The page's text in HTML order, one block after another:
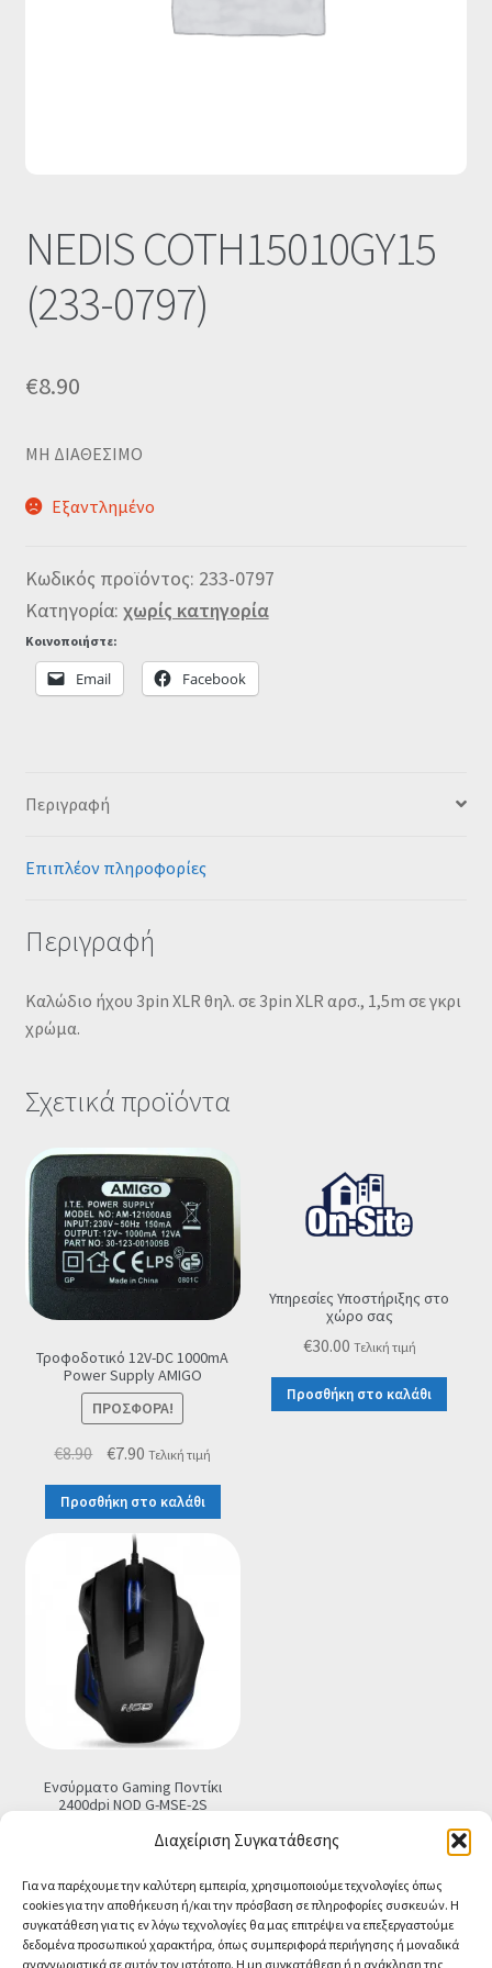
Διαχείριση Συγκατάθεσης
Για να παρέχουμε την καλύτερη εμπειρία, χρησιμοποιούμε τεχνολογίες όπως
cookies για την αποθήκευση ή/και την πρόσβαση σε πληροφορίες συσκευών. Η
συγκατάθεση για τις εν λόγω τεχνολογίες θα μας επιτρέψει να επεξεργαστούμε
δεδομένα προσωπικού χαρακτήρα, όπως συμπεριφορά περιήγησης ή μοναδικά
αναγνωριστικά σε αυτόν τον ιστότοπο. Η μη συγκατάθεση ή η ανάκληση της
NEDIS COTH15010GY15
(233-0797)
€8.90
MΗ ΔΙΑΘΕΣΙΜΟ
Εξαντλημένο
Κωδικός προϊόντος: 233-0797
Κατηγορία: χωρίς κατηγορία
Κοινοποιήστε:
Email Facebook
Περιγραφή
Επιπλέον πληροφορίες
Περιγραφή
Kαλώδιο ήχου 3pin XLR θηλ. σε 3pin XLR αρσ., 1,5m σε γκρι
χρώμα.
Σχετικά προϊόντα
Τροφοδοτικό 12V-DC 1000mA
Power Supply ΑMIGO
ΠΡΟΣΦΟΡΆ!
€8.90 Original
price
was:
€8.90.
€7.90 Η
τρέχουσα
τιμή
€7.90.
Τελική τιμή
Προσθήκη στο καλάθι
Υπηρεσίες Υποστήριξης στο
χώρο σας
€30.00 Τελική τιμή
Προσθήκη στο καλάθι
Ενσύρματο Gaming Ποντίκι
2400dpi NOD G-MSE-2S
Τελική τιμή
Προσθήκη στο καλάθι